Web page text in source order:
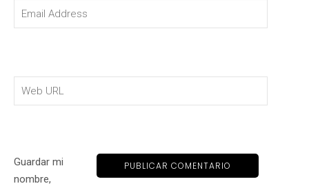
Guardar mi
nombre,